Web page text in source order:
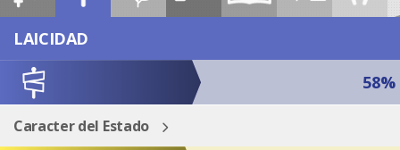
ESP ENG
LAICIDAD
58%
Caracter del Estado